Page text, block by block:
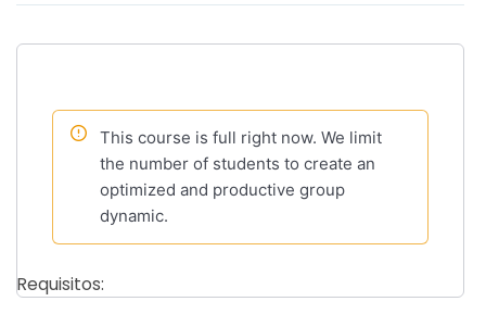
This course is full right now. We limit
the number of students to create an
optimized and productive group
dynamic.
Requisitos: